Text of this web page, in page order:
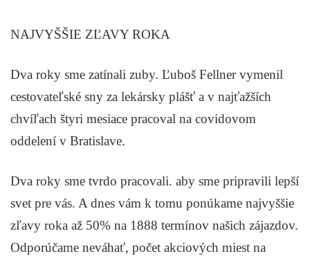
NAJVYŠŠIE ZĽAVY ROKA
Dva roky sme zatínali zuby. Ľuboš Fellner vymenil
cestovateľské sny za lekársky plášť a v najťažších
chvíľach štyri mesiace pracoval na covidovom
oddelení v Bratislave.
Dva roky sme tvrdo pracovali. aby sme pripravili lepší
svet pre vás. A dnes vám k tomu ponúkame najvyššie
zľavy roka až 50% na 1888 termínov našich zájazdov.
Odporúčame neváhať, počet akciových miest na